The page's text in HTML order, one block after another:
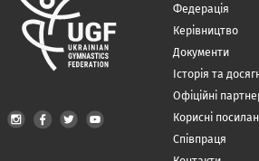
Федерація
Керівництво
Документи
Історія та
Офіційні
Корисні
Співпраця